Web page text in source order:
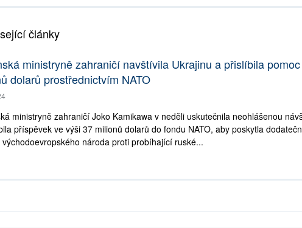
články
ministryně zahraničí navštívila Ukrajinu a přislíbila
dolarů prostřednictvím NATO
ministryně zahraničí Joko Kamikawa v neděli uskutečnila neohlášenou
příspěvek ve výši 37 milionů dolarů do fondu NATO, aby poskytla
národa proti probíhající ruské...